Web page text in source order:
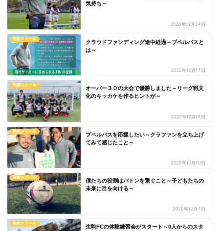
気持ち～
2020年12月24日
戦術スクール
クラウドファンディング途中経過～プペルバスと
は～
2020年12月17日
戦術スクール
オーバー３０の大会で優勝しました～リーグ戦文
化のキッカケを作るヒントが～
2020年12月14日
戦術スクール
プペルバスを応援したい～クラファンを立ち上げ
てみて感じたこと～
2020年12月10日
戦術スクール
僕たちの役割はバトンを繋ぐこと～子どもたちの
未来に目を向ける～
2020年12月7日
戦術スクール
生駒FCの体験練習会がスタート～0人からのスタ